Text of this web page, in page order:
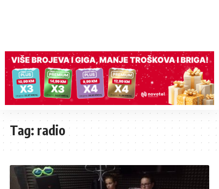
Tag: radio